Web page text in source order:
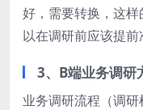
好，需要转换，这
以在调研前应该提前
3、B端业务调研
业务调研流程（调研